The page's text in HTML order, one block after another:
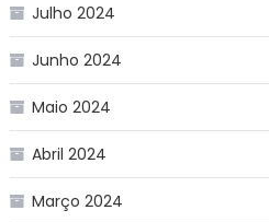
Julho 2024
Junho 2024
Maio 2024
Abril 2024
Março 2024